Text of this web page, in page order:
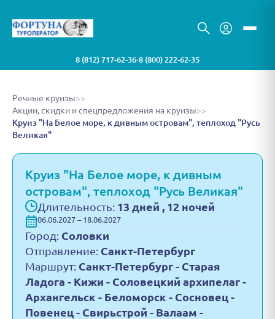
8 (812) 717-62-36•8 (800) 222-62-35
Речные круизы>>
Акции, скидки и спецпредложения на круизы>>
Круиз "На Белое море, к дивным островам", теплоход "Русь
Великая"
Круиз "На Белое море, к дивным
островам", теплоход "Русь Великая"
Длительность: 13 дней , 12 ночей
06.06.2027 – 18.06.2027
Город: Соловки
Отправление: Санкт-Петербург
Маршрут: Санкт-Петербург - Старая
Ладога - Кижи - Соловецкий архипелаг -
Архангельск - Беломорск - Сосновец -
Повенец - Свирьстрой - Валаам -